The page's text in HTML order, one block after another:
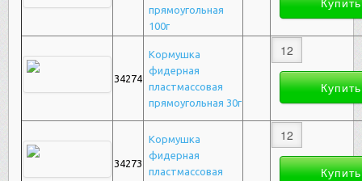
прямоугольная
100г
34274
Кормушка
фидерная
пластмассовая
прямоугольная 30г
34273
Кормушка
фидерная
пластмассовая